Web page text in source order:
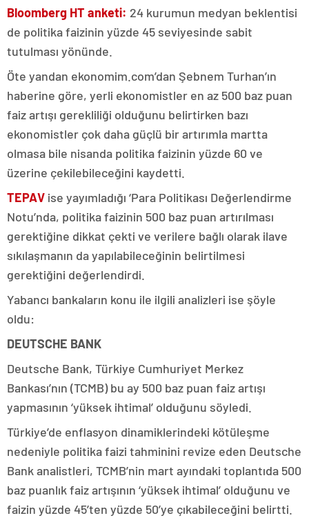
Bloomberg HT anketi: 24 kurumun medyan beklentisi
de politika faizinin yüzde 45 seviyesinde sabit
tutulması yönünde.
Öte yandan ekonomim.com’dan Şebnem Turhan’ın
haberine göre, yerli ekonomistler en az 500 baz puan
faiz artışı gerekliliği olduğunu belirtirken bazı
ekonomistler çok daha güçlü bir artırımla martta
olmasa bile nisanda politika faizinin yüzde 60 ve
üzerine çekilebileceğini kaydetti.
TEPAV ise yayımladığı ‘Para Politikası Değerlendirme
Notu’nda, politika faizinin 500 baz puan artırılması
gerektiğine dikkat çekti ve verilere bağlı olarak ilave
sıkılaşmanın da yapılabileceğinin belirtilmesi
gerektiğini değerlendirdi.
Yabancı bankaların konu ile ilgili analizleri ise şöyle
oldu:
DEUTSCHE BANK
Deutsche Bank, Türkiye Cumhuriyet Merkez
Bankası’nın (TCMB) bu ay 500 baz puan faiz artışı
yapmasının ‘yüksek ihtimal’ olduğunu söyledi.
Türkiye’de enflasyon dinamiklerindeki kötüleşme
nedeniyle politika faizi tahminini revize eden Deutsche
Bank analistleri, TCMB’nin mart ayındaki toplantıda 500
baz puanlık faiz artışının ‘yüksek ihtimal’ olduğunu ve
faizin yüzde 45’ten yüzde 50’ye çıkabileceğini belirtti.